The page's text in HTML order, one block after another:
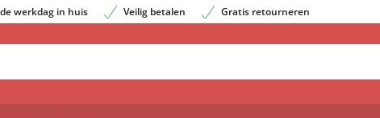
werkdag in huis Veilig betalen Gratis retourneren